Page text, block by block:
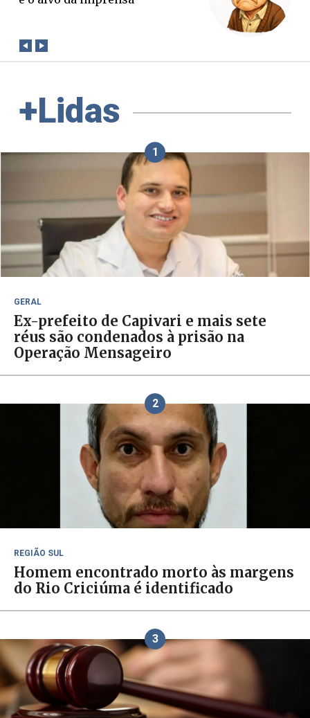
+Lidas
1
GERAL
Ex-prefeito de Capivari e mais sete
réus são condenados à prisão na
Operação Mensageiro
2
REGIÃO SUL
Homem encontrado morto às margens
do Rio Criciúma é identificado
3